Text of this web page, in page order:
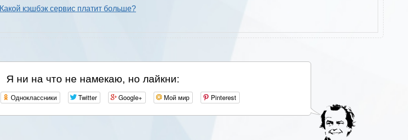
Какой кэшбэк сервис платит больше?
Я ни на что не намекаю, но лайкни:
Одноклассники Twitter Google+ Мой мир Pinterest